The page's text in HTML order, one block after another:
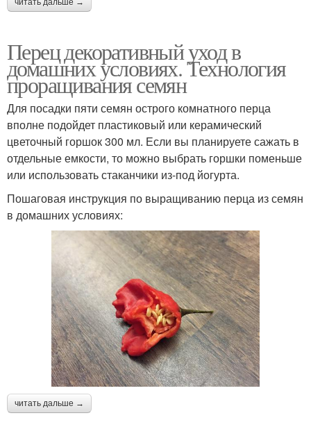
читать дальше →
Перец декоративный уход в
домашних условиях. Технология
проращивания семян
Для посадки пяти семян острого комнатного перца
вполне подойдет пластиковый или керамический
цветочный горшок 300 мл. Если вы планируете сажать в
отдельные емкости, то можно выбрать горшки поменьше
или использовать стаканчики из-под йогурта.
Пошаговая инструкция по выращиванию перца из семян
в домашних условиях:
читать дальше →